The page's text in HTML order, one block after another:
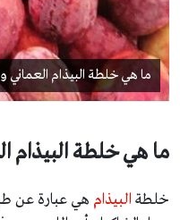
ما هي خلطة البيذام العماني
ما هي خلطة البيذام
خلطة البيذام هي عبارة عن